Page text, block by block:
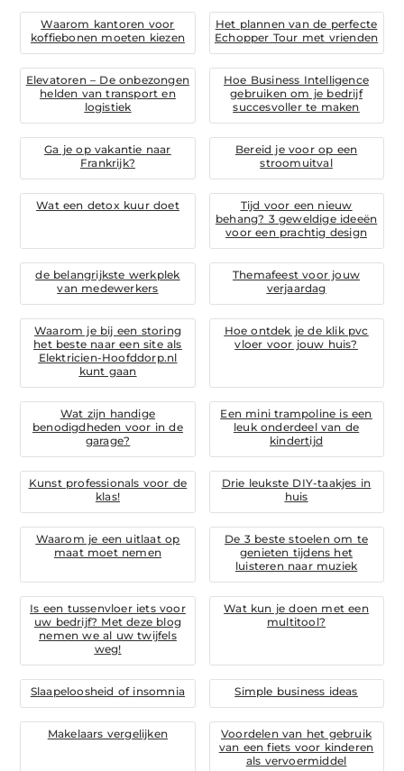
Waarom kantoren voor
koffiebonen moeten kiezen
Het plannen van de perfecte
Echopper Tour met vrienden
Elevatoren – De onbezongen
helden van transport en
logistiek
Hoe Business Intelligence
gebruiken om je bedrijf
succesvoller te maken
Ga je op vakantie naar
Frankrijk?
Bereid je voor op een
stroomuitval
Wat een detox kuur doet
Tijd voor een nieuw
behang? 3 geweldige ideeën
voor een prachtig design
de belangrijkste werkplek
van medewerkers
Themafeest voor jouw
verjaardag
Waarom je bij een storing
het beste naar een site als
Elektricien-Hoofddorp.nl
kunt gaan
Hoe ontdek je de klik pvc
vloer voor jouw huis?
Wat zijn handige
benodigdheden voor in de
garage?
Een mini trampoline is een
leuk onderdeel van de
kindertijd
Kunst professionals voor de
klas!
Drie leukste DIY-taakjes in
huis
Waarom je een uitlaat op
maat moet nemen
De 3 beste stoelen om te
genieten tijdens het
luisteren naar muziek
Is een tussenvloer iets voor
uw bedrijf? Met deze blog
nemen we al uw twijfels
weg!
Wat kun je doen met een
multitool?
Slaapeloosheid of insomnia Simple business ideas
Makelaars vergelijken
Voordelen van het gebruik
van een fiets voor kinderen
als vervoermiddel